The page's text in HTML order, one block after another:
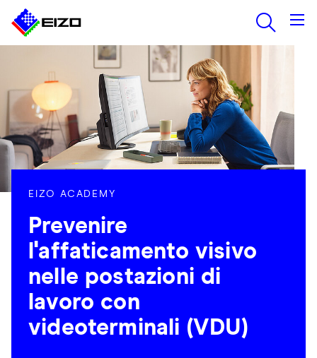
EIZO ACADEMY
Prevenire
l'affaticamento visivo
nelle postazioni di
lavoro con
videoterminali (VDU)